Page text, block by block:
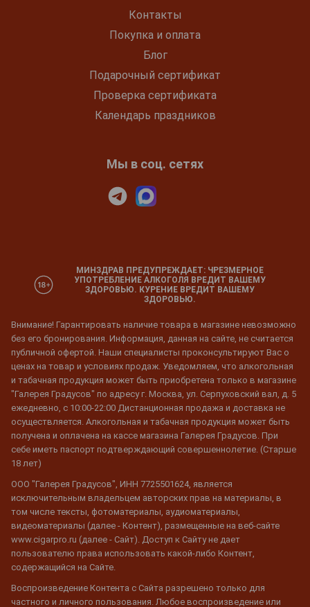
Контакты
Покупка и оплата
Блог
Подарочный сертификат
Проверка сертификата
Календарь праздников
Мы в соц. сетях
МИНЗДРАВ ПРЕДУПРЕЖДАЕТ: ЧРЕЗМЕРНОЕ
УПОТРЕБЛЕНИЕ АЛКОГОЛЯ ВРЕДИТ ВАШЕМУ
ЗДОРОВЬЮ. КУРЕНИЕ ВРЕДИТ ВАШЕМУ
ЗДОРОВЬЮ.
Внимание! Гарантировать наличие товара в магазине невозможно
без его бронирования. Информация, данная на сайте, не считается
публичной офертой. Наши специалисты проконсультируют Вас о
ценах на товар и условиях продаж. Уведомляем, что алкогольная
и табачная продукция может быть приобретена только в магазине
"Галерея Градусов" по адресу г. Москва, ул. Серпуховский вал, д. 5
ежедневно, с 10:00-22:00 Дистанционная продажа и доставка не
осуществляется. Алкогольная и табачная продукция может быть
получена и оплачена на кассе магазина Галерея Градусов. При
себе иметь паспорт подтверждающий совершеннолетие. (Старше
18 лет)
ООО "Галерея Градусов", ИНН 7725501624, является
исключительным владельцем авторских прав на материалы, в
том числе тексты, фотоматериалы, аудиоматериалы,
видеоматериалы (далее - Контент), размещенные на веб-сайте
www.cigarpro.ru (далее - Сайт). Доступ к Сайту не дает
пользователю права использовать какой-либо Контент,
содержащийся на Сайте.
Воспроизведение Контента с Сайта разрешено только для
частного и личного пользования. Любое воспроизведение или